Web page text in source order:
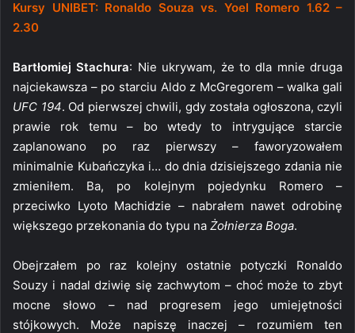
Kursy UNIBET: Ronaldo Souza vs. Yoel Romero 1.62 –
2.30
Bartłomiej Stachura: Nie ukrywam, że to dla mnie druga
najciekawsza – po starciu Aldo z McGregorem – walka gali
UFC 194. Od pierwszej chwili, gdy została ogłoszona, czyli
prawie rok temu – bo wtedy to intrygujące starcie
zaplanowano po raz pierwszy – faworyzowałem
minimalnie Kubańczyka i… do dnia dzisiejszego zdania nie
zmieniłem. Ba, po kolejnym pojedynku Romero –
przeciwko Lyoto Machidzie – nabrałem nawet odrobinę
większego przekonania do typu na Żołnierza Boga.
Obejrzałem po raz kolejny ostatnie potyczki Ronaldo
Souzy i nadal dziwię się zachwytom – choć może to zbyt
mocne słowo – nad progresem jego umiejętności
stójkowych. Może napiszę inaczej – rozumiem ten